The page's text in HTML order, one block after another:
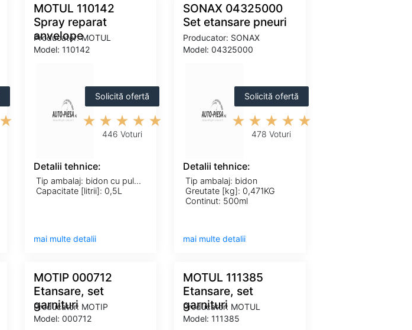
MOTUL 110142
Spray reparat
anvelope
Producator: MOTUL
Model: 110142
Solicită ofertă
446 Voturi
Detalii tehnice:
Tip ambalaj: bidon cu pulverizator
Capacitate [litrii]: 0,5L
mai multe detalii
SONAX 04325000
Set etansare pneuri
Producator: SONAX
Model: 04325000
Solicită ofertă
478 Voturi
Detalii tehnice:
Tip ambalaj: bidon
Greutate [kg]: 0,471KG
Continut: 500ml
mai multe detalii
MOTIP 000712
Etansare, set
garnituri
Producator: MOTIP
Model: 000712
MOTUL 111385
Etansare, set
garnituri
Producator: MOTUL
Model: 111385